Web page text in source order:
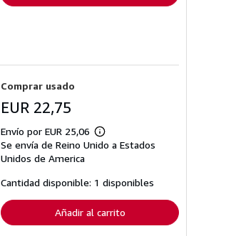
Comprar usado
EUR 22,75
Envío por EUR 25,06
Más
información
tarifas
de
envío
Se envía de Reino Unido a Estados
Unidos de America
Cantidad disponible: 1 disponibles
Añadir al carrito